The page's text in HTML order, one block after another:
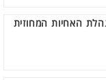
האחיות המחוזית